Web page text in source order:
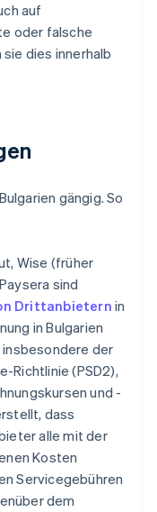
auf
oder falsche
dies innerhalb
gängig. So
Wise (früher
sind
Drittanbietern in
in Bulgarien
der
Richtlinie (PSD2),
und -
dass
alle mit der
Kosten
Servicegebühren
dem